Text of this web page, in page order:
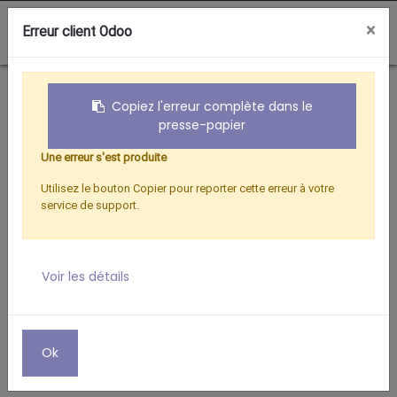
0
Boutique Fixations FIXATION MURALE
Erreur client Odoo ×
Copiez l'erreur complète dans le
presse-papier
Une erreur s'est produite
Utilisez le bouton Copier pour reporter cette erreur à votre
service de support.
Voir les détails
Ok